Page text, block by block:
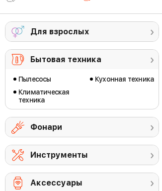
Для взрослых
Бытовая техника
Пылесосы
Климатическая
техника
Кухонная техника
Фонари
Инструменты
Аксессуары